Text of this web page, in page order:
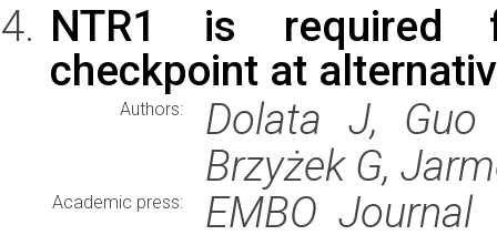
NTR1 is required
checkpoint at
Authors:
Dolata J, Guo
Brzyżek G,
Academic press: EMBO Journal